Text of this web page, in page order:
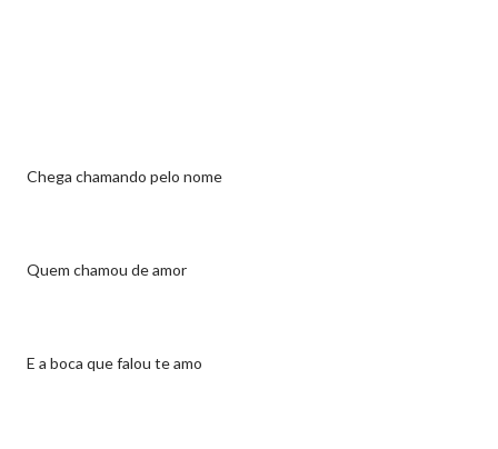
Chega chamando pelo nome
Quem chamou de amor
E a boca que falou te amo